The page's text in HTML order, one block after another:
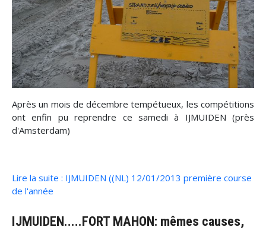
Après un mois de décembre tempétueux, les compétitions
ont enfin pu reprendre ce samedi à IJMUIDEN (près
d'Amsterdam)
Lire la suite : IJMUIDEN ((NL) 12/01/2013 première course
de l'année
IJMUIDEN.....FORT MAHON: mêmes causes,